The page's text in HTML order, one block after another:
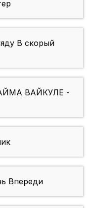
В скорый
ВАЙКУЛЕ -
Впереди